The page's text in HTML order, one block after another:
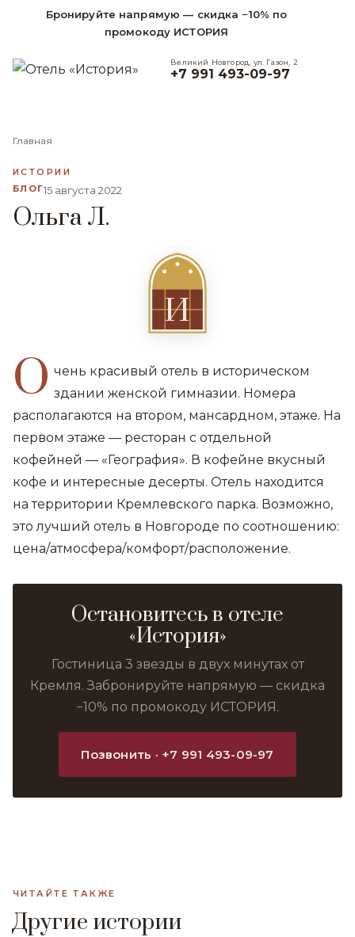
Бронируйте напрямую — скидка −10% по
промокоду ИСТОРИЯ
Великий Новгород, ул. Газон, 2
+7 991 493-09-97
Главная
ИСТОРИИ
БЛОГ15 августа 2022
Ольга Л.
И
О чень красивый отель в историческом
здании женской гимназии. Номера
располагаются на втором, мансардном, этаже. На
первом этаже — ресторан с отдельной
кофейней — «География». В кофейне вкусный
кофе и интересные десерты. Отель находится
на территории Кремлевского парка. Возможно,
это лучший отель в Новгороде по соотношению:
цена/атмосфера/комфорт/расположение.
Остановитесь в отеле
«История»
Гостиница 3 звезды в двух минутах от
Кремля. Забронируйте напрямую — скидка
−10% по промокоду ИСТОРИЯ.
Позвонить · +7 991 493-09-97
ЧИТАЙТЕ ТАКЖЕ
Другие истории